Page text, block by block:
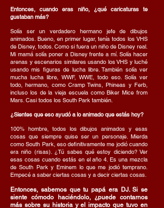
Entonces, cuando eras niño, ¿qué caricaturas te
gustaban más?
Solía ser un verdadero hermano jefe de dibujos
animados. Bueno, en primer lugar, tenía todos los VHS
de Disney, todos. Como si fuera un niño de Disney real.
Mi mamá solía poner a Disney frente a mí. Solía hacer
arenas y escenarios similares usando los VHS y luché
usando mis figuras de lucha libre. También solía ver
mucha lucha libre, WWF, WWE, todo eso. Solía ver
todo, hermano, como Cramp Twins, Phineas y Ferb,
incluso los de la vieja escuela como Biker Mice from
Mars. Casi todos los South Park también.
¿Sientes que eso ayudó a lo animado que estás hoy?
100% hombre, todos los dibujos animados y esas
cosas que siempre quise ser un personaje. Mierda
como South Park, eso definitivamente me jodió cuando
era niño (risas). ¿Tú sabes qué estoy diciendo? Ver
esas cosas cuando estás en el año 4. Es una mezcla
de South Park y Eminem lo que me jodió temprano.
Empecé a saber ciertas cosas y a decir ciertas cosas.
Entonces, sabemos que tu papá era DJ. Si se
siente cómodo haciéndolo, ¿puede contarnos
más sobre su historia y el impacto que tuvo en